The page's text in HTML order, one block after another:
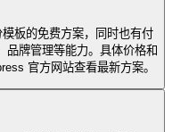
板的免费方案，同时也有付
品牌管理等能力。具体价格和
官方网站查看最新方案。